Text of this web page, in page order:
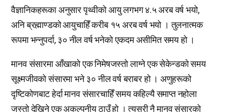
वैज्ञानिकहरूका अनुसार पृथ्वीको आयु लगभग ४.५ अरब वर्ष भयो,
अनि ब्रह्माण्डको आयुचाहिँ करीब १५ अरब वर्ष भयो । तुलनात्मक
रूपमा भन्नुपर्दा, ३० नील वर्ष भनेको एकदम असीमित समय हो ।
मानव संसारमा आँखाको एक निमेषजस्तो लाग्ने एक सेकेन्डको समय
सूक्ष्मजीवको संसारमा भने ३० नील वर्ष बराबर हो । अणुहरूको
दृष्टिकोणबाट हेर्दा मानव संसारचाहिँ समय कहिल्यै समाप्त नहोला
जस्तो देखिने एक अकल्पनीय ठाउँ हो । त्यसरी नै मानव संसारको